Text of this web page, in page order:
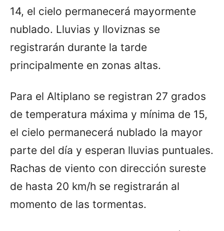
14, el cielo permanecerá mayormente
nublado. Lluvias y lloviznas se
registrarán durante la tarde
principalmente en zonas altas.
Para el Altiplano se registran 27 grados
de temperatura máxima y mínima de 15,
el cielo permanecerá nublado la mayor
parte del día y esperan lluvias puntuales.
Rachas de viento con dirección sureste
de hasta 20 km/h se registrarán al
momento de las tormentas.